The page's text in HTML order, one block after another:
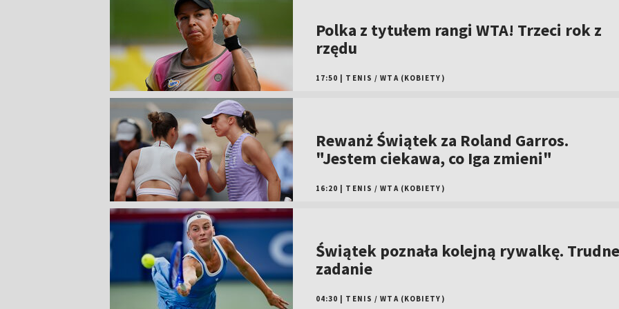
Polka z tytułem rangi WTA! Trzeci rok z
rzędu
17:50 TENIS / WTA (KOBIETY)
Rewanż Świątek za Roland Garros.
"Jestem ciekawa, co Iga zmieni"
16:20 TENIS / WTA (KOBIETY)
Świątek poznała kolejną rywalkę. Trudne
zadanie
04:30 TENIS / WTA (KOBIETY)